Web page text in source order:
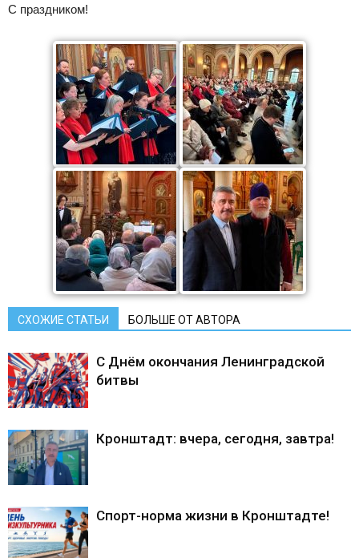
С праздником!
СХОЖИЕ СТАТЬИ БОЛЬШЕ ОТ АВТОРА
С Днём окончания Ленинградской
битвы
Кронштадт: вчера, сегодня, завтра!
Спорт-норма жизни в Кронштадте!